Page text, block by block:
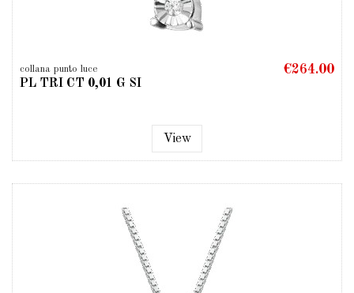
collana punto luce
PL TRI CT 0,01 G SI
€264.00
View